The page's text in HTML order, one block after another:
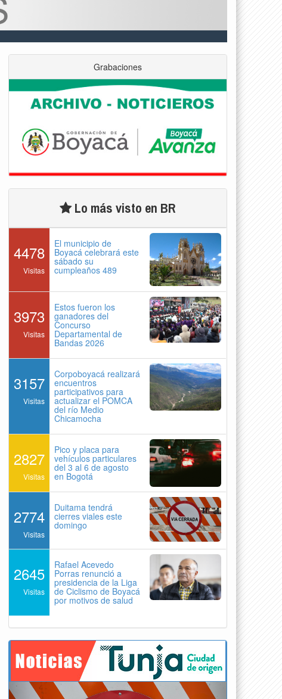
Grabaciones
Lo más visto en BR
4478
Visitas
El municipio de
Boyacá celebrará este
sábado su
cumpleaños 489
3973
Visitas
Estos fueron los
ganadores del
Concurso
Departamental de
Bandas 2026
3157
Visitas
Corpoboyacá realizará
encuentros
participativos para
actualizar el POMCA
del río Medio
Chicamocha
2827
Visitas
Pico y placa para
vehículos particulares
del 3 al 6 de agosto
en Bogotá
2774
Visitas
Duitama tendrá
cierres viales este
domingo
2645
Visitas
Rafael Acevedo
Porras renunció a
presidencia de la Liga
de Ciclismo de Boyacá
por motivos de salud
Previous Next